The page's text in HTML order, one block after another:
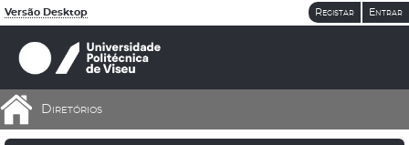
Versão Desktop Registar Entrar
Diretórios